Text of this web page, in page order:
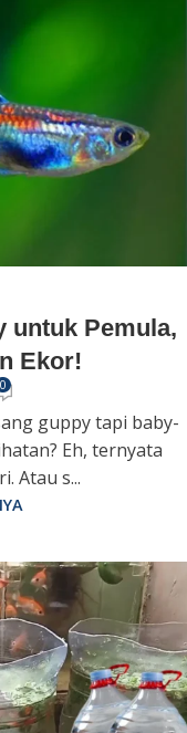
untuk Pemula,
Ekor!
0
guppy tapi baby-
Eh, ternyata
Atau s...